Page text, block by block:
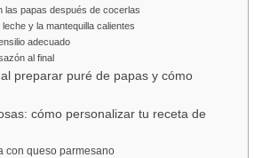
las papas después de cocerlas
leche y la mantequilla calientes
adecuado
al final
preparar puré de papas y cómo
cómo personalizar tu receta de
con queso parmesano